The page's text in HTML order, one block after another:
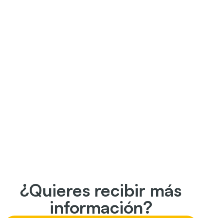
¿Quieres recibir más
información?